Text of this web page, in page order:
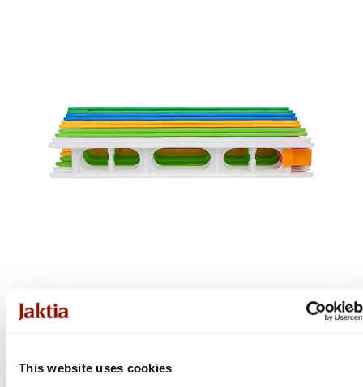
This website uses cookies
Mikado
Flera varianter